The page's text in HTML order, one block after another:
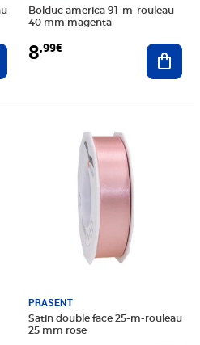
au panier
Bolduc america 91-m-rouleau
40 mm magenta
8,99€
PRASENT
Satin double face 25-m-rouleau
25 mm rose